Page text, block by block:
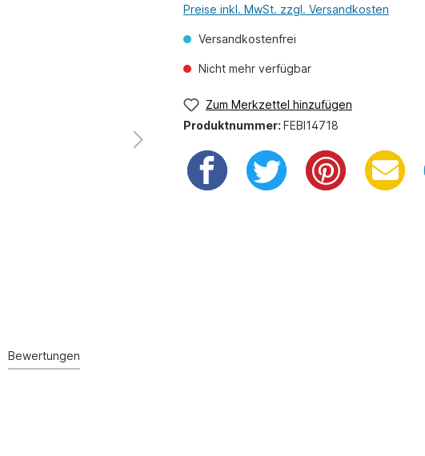
Preise inkl. MwSt. zzgl. Versandkosten
Versandkostenfrei
Nicht mehr verfügbar
Zum Merkzettel hinzufügen
Produktnummer: FEBI14718
Bewertungen